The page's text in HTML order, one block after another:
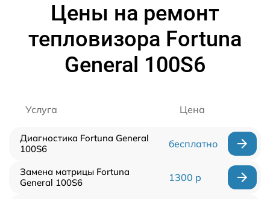
Цены на ремонт
тепловизора Fortuna
General 100S6
Услуга Цена
Диагностика Fortuna General
100S6
бесплатно
Замена матрицы Fortuna
General 100S6
1300 р